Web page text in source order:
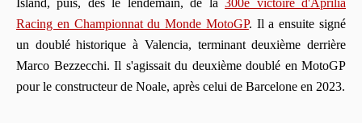
Racing en Championnat du Monde MotoGP. Il a ensuite signé
un doublé historique à Valencia, terminant deuxième derrière
Marco Bezzecchi. Il s'agissait du deuxième doublé en MotoGP
pour le constructeur de Noale, après celui de Barcelone en 2023.